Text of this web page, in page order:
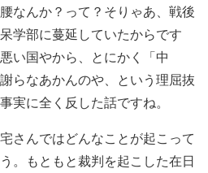
なんか？って？そりゃあ、戦後
学部に蔓延していたからです
い国やから、とにかく「中
らなあかんのや、という理屈抜
実に全く反した話ですね。
さんではどんなことが起こって
。もともと裁判を起こした在日